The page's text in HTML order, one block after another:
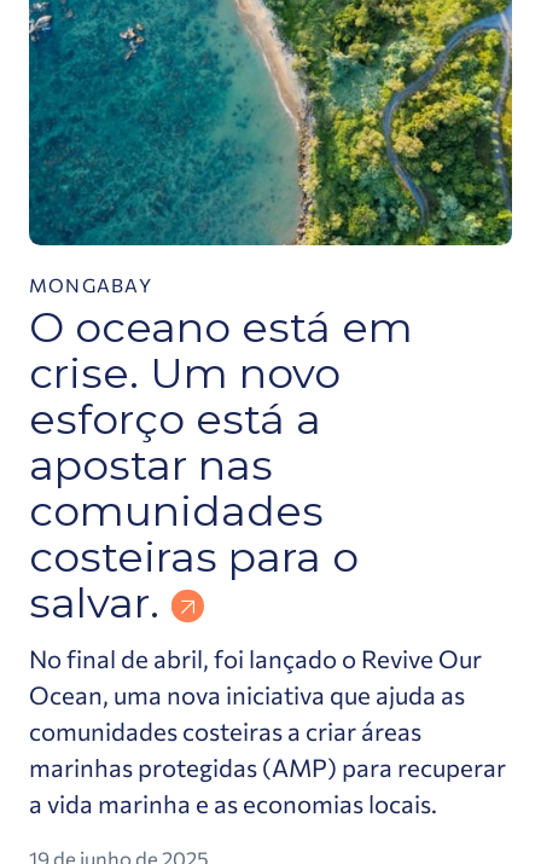
MONGABAY
O oceano está em
crise. Um novo
esforço está a
apostar nas
comunidades
costeiras para o
salvar.
No final de abril, foi lançado o Revive Our
Ocean, uma nova iniciativa que ajuda as
comunidades costeiras a criar áreas
marinhas protegidas (AMP) para recuperar
a vida marinha e as economias locais.
19 de junho de 2025